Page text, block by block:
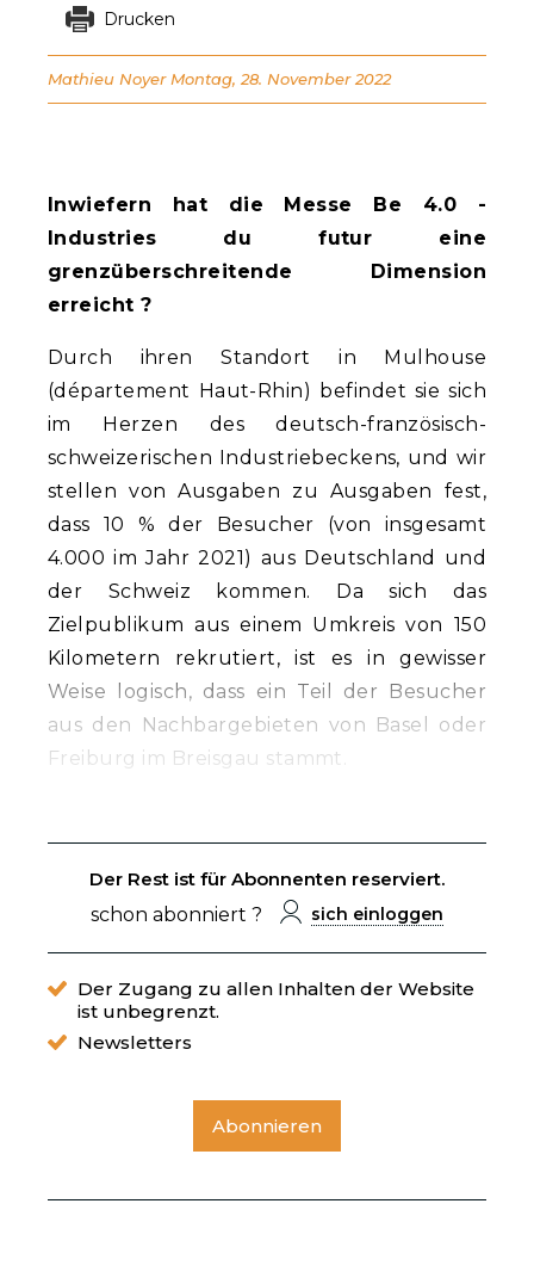
Inwiefern hat die Messe Be 4.0 -
Industries du futur eine
grenzüberschreitende Dimension
erreicht ?
Durch ihren Standort in Mulhouse
(département Haut-Rhin) befindet sie sich
im Herzen des deutsch-französisch-
schweizerischen Industriebeckens, und wir
stellen von Ausgaben zu Ausgaben fest,
dass 10 % der Besucher (von insgesamt
4.000 im Jahr 2021) aus Deutschland und
der Schweiz kommen. Da sich das
Zielpublikum aus einem Umkreis von 150
Kilometern rekrutiert, ist es in gewisser
Weise logisch, dass ein Teil der Besucher
aus den Nachbargebieten von Basel oder
Freiburg im Breisgau stammt.
Der Rest ist für Abonnenten reserviert.
schon abonniert ?
sich einloggen
Der Zugang zu allen Inhalten der Website
ist unbegrenzt.
Newsletters
Abonnieren
Drucken
Mathieu Noyer Montag, 28. November 2022